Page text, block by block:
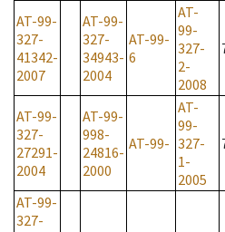
AT-99-
327-
41342-
2007
AT-99-
327-
34943-
2004
AT-99-
6
AT-
99-
327-
2-
2008
AT-99-
327-
27291-
2004
AT-99-
998-
24816-
2000
AT-99-
AT-
99-
327-
1-
2005
AT-99-
327-